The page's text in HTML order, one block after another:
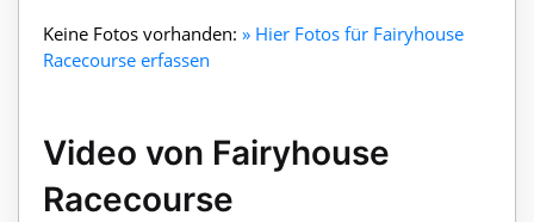
Keine Fotos vorhanden: » Hier Fotos für Fairyhouse
Racecourse erfassen
Video von Fairyhouse
Racecourse